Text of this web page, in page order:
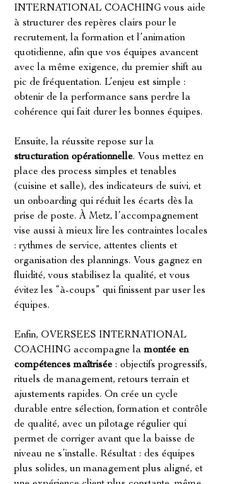
INTERNATIONAL COACHING vous aide
à structurer des repères clairs pour le
recrutement, la formation et l’animation
quotidienne, afin que vos équipes avancent
avec la même exigence, du premier shift au
pic de fréquentation. L’enjeu est simple :
obtenir de la performance sans perdre la
cohérence qui fait durer les bonnes équipes.
Ensuite, la réussite repose sur la
structuration opérationnelle. Vous mettez en
place des process simples et tenables
(cuisine et salle), des indicateurs de suivi, et
un onboarding qui réduit les écarts dès la
prise de poste. À Metz, l’accompagnement
vise aussi à mieux lire les contraintes locales
: rythmes de service, attentes clients et
organisation des plannings. Vous gagnez en
fluidité, vous stabilisez la qualité, et vous
évitez les “à-coups” qui finissent par user les
équipes.
Enfin, OVERSEES INTERNATIONAL
COACHING accompagne la montée en
compétences maîtrisée : objectifs progressifs,
rituels de management, retours terrain et
ajustements rapides. On crée un cycle
durable entre sélection, formation et contrôle
de qualité, avec un pilotage régulier qui
permet de corriger avant que la baisse de
niveau ne s’installe. Résultat : des équipes
plus solides, un management plus aligné, et